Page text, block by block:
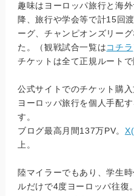
趣味はヨーロッパ旅行と海
降、旅行や学会等で計15回
ーグ、チャンピオンズリー
た。（観戦試合一覧はコチラ
チケットは全て正規ルートで
公式サイトでのチケット購
ヨーロッパ旅行を個人手配
す。
ブログ最高月間137万PV。
上。
陸マイラーでもあり、学生
ルだけで4度ヨーロッパ往復